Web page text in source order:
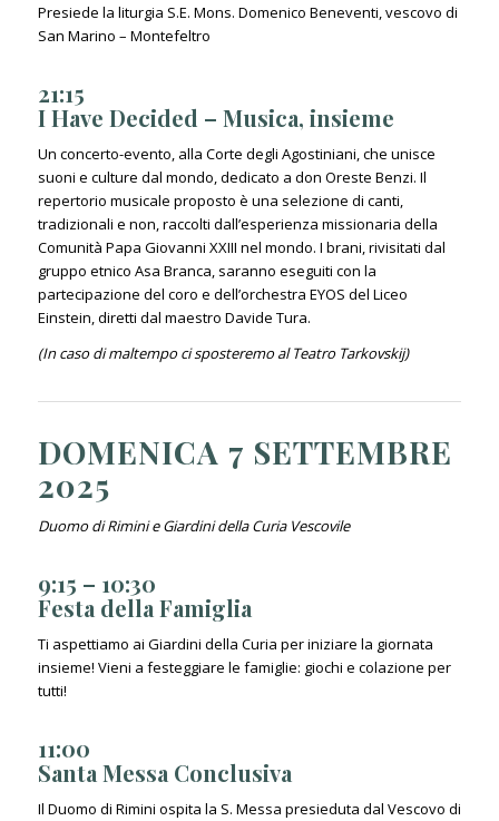
Presiede la liturgia S.E. Mons. Domenico Beneventi, vescovo di
San Marino – Montefeltro
21:15
I Have Decided – Musica, insieme
Un concerto-evento, alla Corte degli Agostiniani, che unisce
suoni e culture dal mondo, dedicato a don Oreste Benzi. Il
repertorio musicale proposto è una selezione di canti,
tradizionali e non, raccolti dall’esperienza missionaria della
Comunità Papa Giovanni XXIII nel mondo. I brani, rivisitati dal
gruppo etnico Asa Branca, saranno eseguiti con la
partecipazione del coro e dell’orchestra EYOS del Liceo
Einstein, diretti dal maestro Davide Tura.
(In caso di maltempo ci sposteremo al Teatro Tarkovskij)
DOMENICA 7 SETTEMBRE
2025
Duomo di Rimini e Giardini della Curia Vescovile
9:15 – 10:30
Festa della Famiglia
Ti aspettiamo ai Giardini della Curia per iniziare la giornata
insieme! Vieni a festeggiare le famiglie: giochi e colazione per
tutti!
11:00
Santa Messa Conclusiva
Il Duomo di Rimini ospita la S. Messa presieduta dal Vescovo di